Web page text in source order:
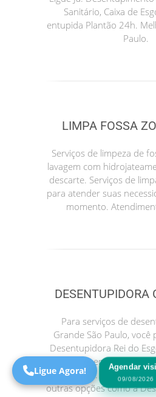
Sanitário, Caixa de
entupida Plantão 24h.
Paulo.
LIMPA FOSSA
Serviços de limpeza de
lavagem com
descarte. Serviços de
para atender suas
momento.
DESENTUPIDORA
Para serviços de
Grande São Paulo,
Desentupidora Rei do
atendimento 24
experiência. Você
outras opções como a
Agendar
09/08/2026
Ligue Agora!